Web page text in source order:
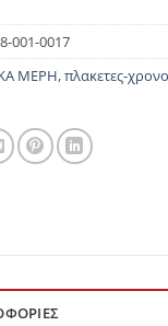
001-0017
ΜΕΡΗ,πλακετες-